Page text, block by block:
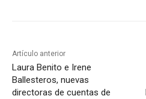
Artículo anterior
Laura Benito e Irene
Ballesteros, nuevas
directoras de cuentas de